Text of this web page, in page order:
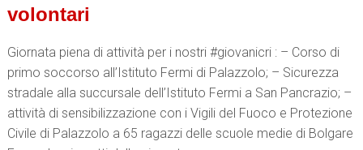
volontari
Giornata piena di attività per i nostri #giovanicri : – Corso di
primo soccorso all’Istituto Fermi di Palazzolo; – Sicurezza
stradale alla succursale dell’Istituto Fermi a San Pancrazio; –
attività di sensibilizzazione con i Vigili del Fuoco e Protezione
Civile di Palazzolo a 65 ragazzi delle scuole medie di Bolgare